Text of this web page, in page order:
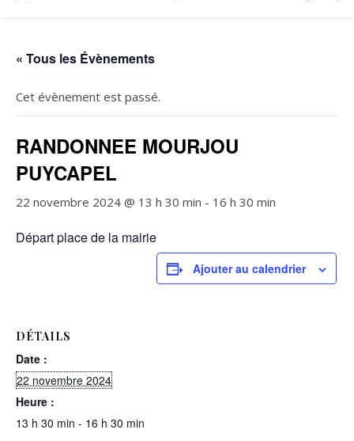
« Tous les Évènements
Cet évènement est passé.
RANDONNEE MOURJOU
PUYCAPEL
22 novembre 2024 @ 13 h 30 min - 16 h 30 min
Départ place de la mairie
Ajouter au calendrier
DÉTAILS
Date :
22 novembre 2024
Heure :
13 h 30 min - 16 h 30 min